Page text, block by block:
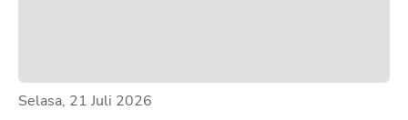
Selasa, 21 Juli 2026